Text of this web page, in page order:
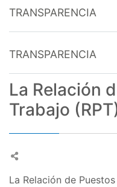
TRANSPARENCIA
TRANSPARENCIA
La Relación
Trabajo
La Relación de